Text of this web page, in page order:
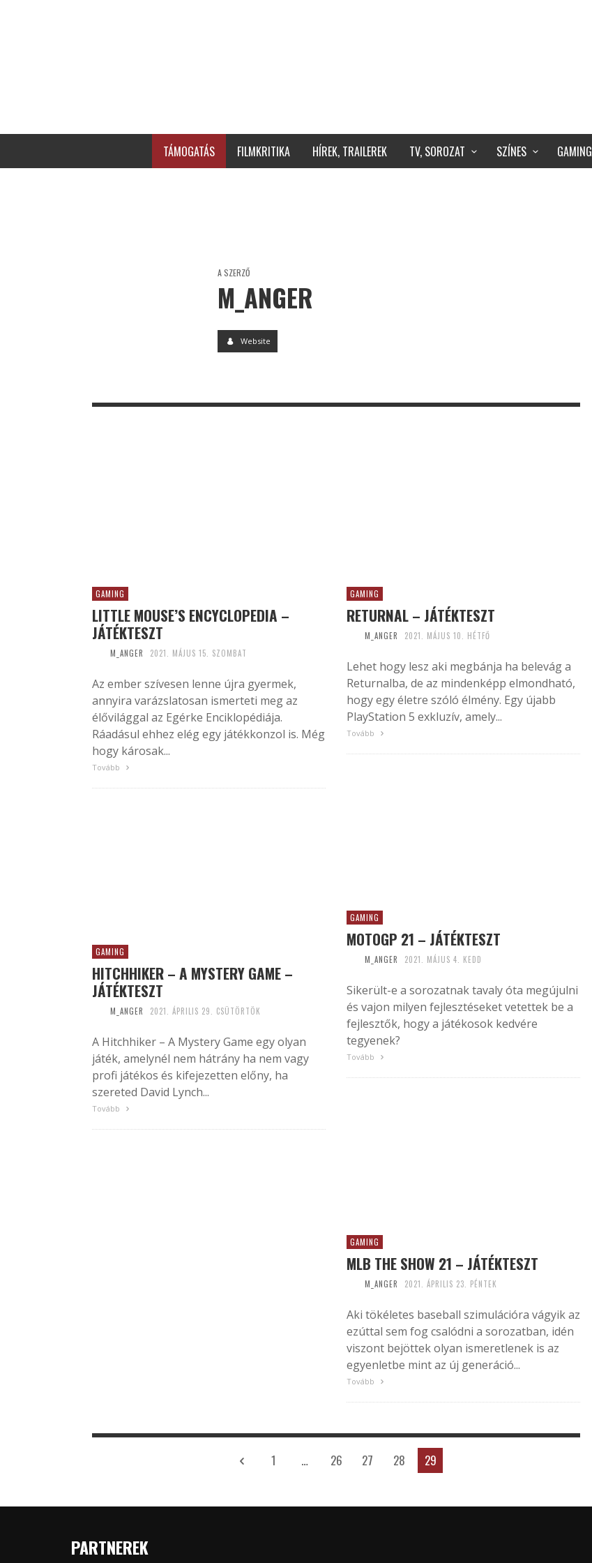
TÁMOGATÁS FILMKRITIKA HÍREK, TRAILEREK TV, SOROZAT SZÍNES GAMING
A SZERZŐ
M_ANGER
Website
GAMING
LITTLE MOUSE’S ENCYCLOPEDIA –
JÁTÉKTESZT
M_ANGER 2021. MÁJUS 15. SZOMBAT
Az ember szívesen lenne újra gyermek,
annyira varázslatosan ismerteti meg az
élővilággal az Egérke Enciklopédiája.
Ráadásul ehhez elég egy játékkonzol is. Még
hogy károsak...
Tovább
GAMING
RETURNAL – JÁTÉKTESZT
M_ANGER 2021. MÁJUS 10. HÉTFŐ
Lehet hogy lesz aki megbánja ha belevág a
Returnalba, de az mindenképp elmondható,
hogy egy életre szóló élmény. Egy újabb
PlayStation 5 exkluzív, amely...
Tovább
GAMING
MOTOGP 21 – JÁTÉKTESZT
M_ANGER 2021. MÁJUS 4. KEDD
Sikerült-e a sorozatnak tavaly óta megújulni
és vajon milyen fejlesztéseket vetettek be a
fejlesztők, hogy a játékosok kedvére
tegyenek?
Tovább
GAMING
HITCHHIKER – A MYSTERY GAME –
JÁTÉKTESZT
M_ANGER 2021. ÁPRILIS 29. CSÜTÖRTÖK
A Hitchhiker – A Mystery Game egy olyan
játék, amelynél nem hátrány ha nem vagy
profi játékos és kifejezetten előny, ha
szereted David Lynch...
Tovább
GAMING
MLB THE SHOW 21 – JÁTÉKTESZT
M_ANGER 2021. ÁPRILIS 23. PÉNTEK
Aki tökéletes baseball szimulációra vágyik az
ezúttal sem fog csalódni a sorozatban, idén
viszont bejöttek olyan ismeretlenek is az
egyenletbe mint az új generáció...
Tovább
1 … 26 27 28 29
PARTNEREK